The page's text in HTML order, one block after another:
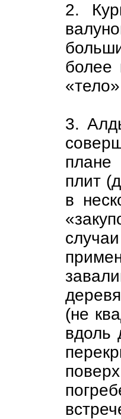
2.
более
3.
плит
в
(не
вдоль